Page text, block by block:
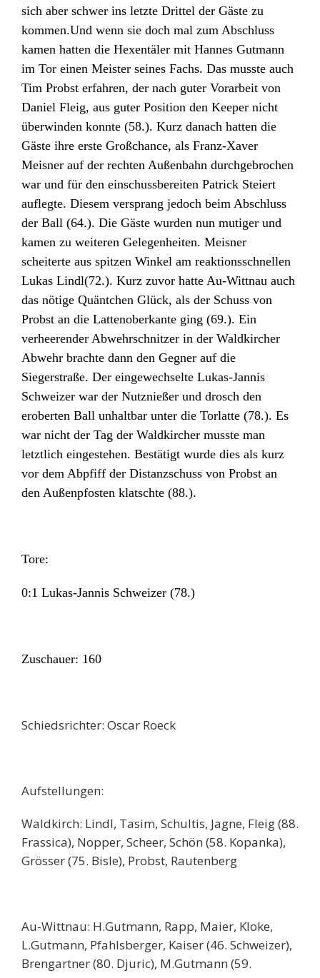
sich aber schwer ins letzte Drittel der Gäste zu
kommen.Und wenn sie doch mal zum Abschluss
kamen hatten die Hexentäler mit Hannes Gutmann
im Tor einen Meister seines Fachs. Das musste auch
Tim Probst erfahren, der nach guter Vorarbeit von
Daniel Fleig, aus guter Position den Keeper nicht
überwinden konnte (58.). Kurz danach hatten die
Gäste ihre erste Großchance, als Franz-Xaver
Meisner auf der rechten Außenbahn durchgebrochen
war und für den einschussbereiten Patrick Steiert
auflegte. Diesem versprang jedoch beim Abschluss
der Ball (64.). Die Gäste wurden nun mutiger und
kamen zu weiteren Gelegenheiten. Meisner
scheiterte aus spitzen Winkel am reaktionsschnellen
Lukas Lindl(72.). Kurz zuvor hatte Au-Wittnau auch
das nötige Quäntchen Glück, als der Schuss von
Probst an die Lattenoberkante ging (69.). Ein
verheerender Abwehrschnitzer in der Waldkircher
Abwehr brachte dann den Gegner auf die
Siegerstraße. Der eingewechselte Lukas-Jannis
Schweizer war der Nutznießer und drosch den
eroberten Ball unhaltbar unter die Torlatte (78.). Es
war nicht der Tag der Waldkircher musste man
letztlich eingestehen. Bestätigt wurde dies als kurz
vor dem Abpfiff der Distanzschuss von Probst an
den Außenpfosten klatschte (88.).
Tore:
0:1 Lukas-Jannis Schweizer (78.)
Zuschauer: 160
Schiedsrichter: Oscar Roeck
Aufstellungen:
Waldkirch: Lindl, Tasim, Schultis, Jagne, Fleig (88.
Frassica), Nopper, Scheer, Schön (58. Kopanka),
Grösser (75. Bisle), Probst, Rautenberg
Au-Wittnau: H.Gutmann, Rapp, Maier, Kloke,
L.Gutmann, Pfahlsberger, Kaiser (46. Schweizer),
Brengartner (80. Djuric), M.Gutmann (59.